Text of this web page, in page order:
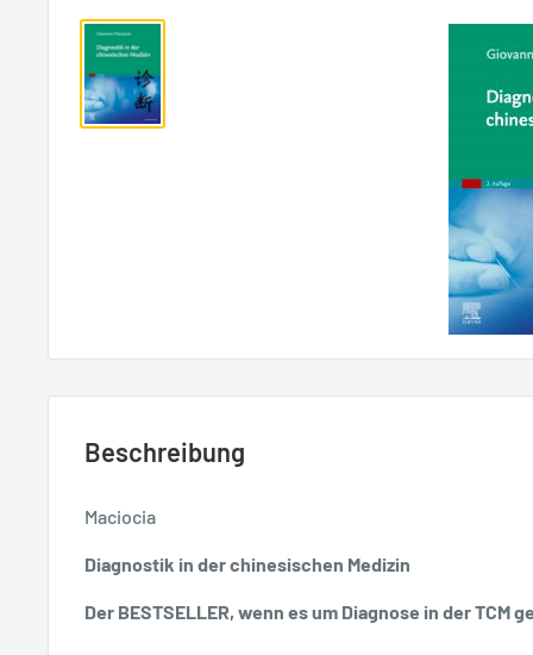
Beschreibung
Maciocia
Diagnostik in der chinesischen Medizin
Der BESTSELLER, wenn es um Diagnose in der TCM